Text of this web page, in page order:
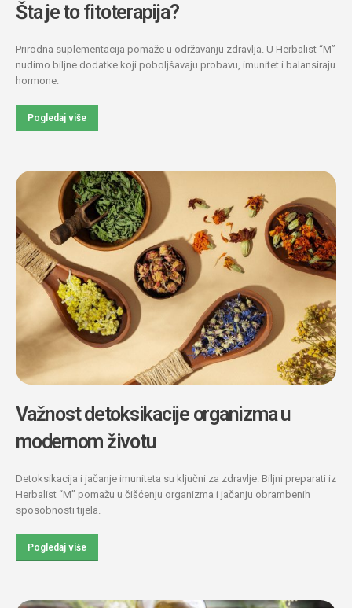
Šta je to fitoterapija?
Prirodna suplementacija pomaže u održavanju zdravlja. U Herbalist “M”
nudimo biljne dodatke koji poboljšavaju probavu, imunitet i balansiraju
hormone.
Pogledaj više
Važnost detoksikacije organizma u
modernom životu
Detoksikacija i jačanje imuniteta su ključni za zdravlje. Biljni preparati iz
Herbalist “M” pomažu u čišćenju organizma i jačanju obrambenih
sposobnosti tijela.
Pogledaj više